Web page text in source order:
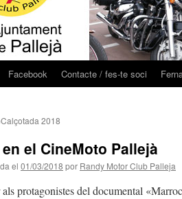
Facebook Contacte / fes-te soci
2018
el CineMoto Pallejà
el 01/03/2018 por Randy Motor Club Palleja
protagonistes del documental